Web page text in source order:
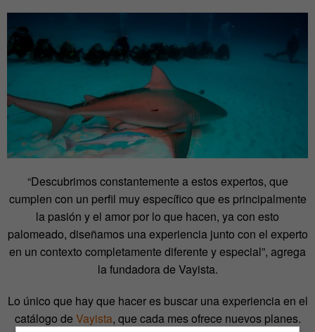
“Descubrimos constantemente a estos expertos, que
cumplen con un perfil muy específico que es principalmente
la pasión y el amor por lo que hacen, ya con esto
palomeado, diseñamos una experiencia junto con el experto
en un contexto completamente diferente y especial”, agrega
la fundadora de Vayista.
Lo único que hay que hacer es buscar una experiencia en el
catálogo de Vayista, que cada mes ofrece nuevos planes.